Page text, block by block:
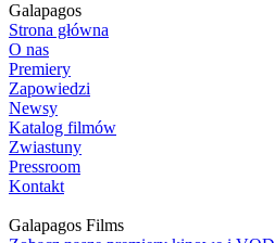
Galapagos
Strona główna
O nas
Premiery
Zapowiedzi
Newsy
Katalog filmów
Zwiastuny
Pressroom
Kontakt
Galapagos Films